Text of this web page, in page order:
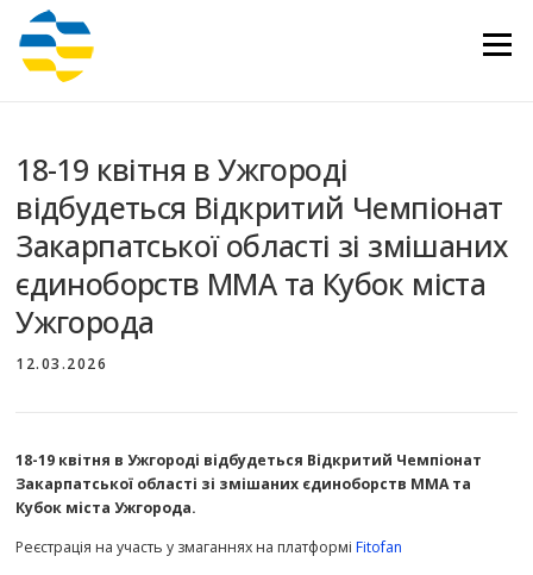
Перейти
вмісту
Меню
18-19 квітня в Ужгороді
відбудеться Відкритий Чемпіонат
Закарпатської області зі змішаних
єдиноборств ММА та Кубок міста
Ужгорода
12.03.2026
18-19 квітня в Ужгороді відбудеться Відкритий Чемпіонат
Закарпатської області зі змішаних єдиноборств ММА та
Кубок міста Ужгорода.
Реєстрація на участь у змаганнях на платформіFitofan